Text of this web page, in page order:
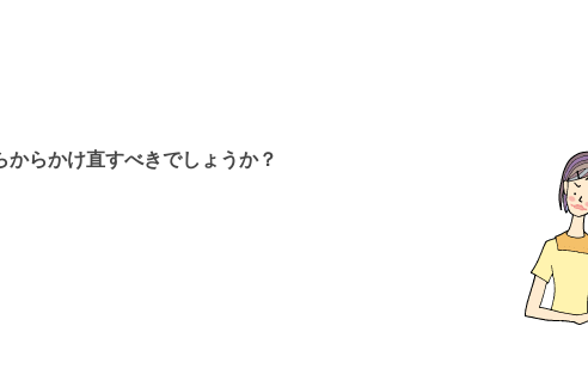
らかけ直すべきでしょうか？